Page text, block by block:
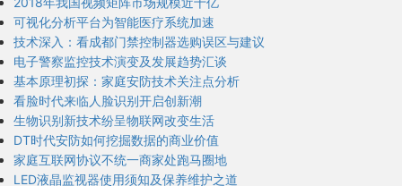
可视化分析平台为智能医疗系统加速
技术深入：看成都门禁控制器选购误区与建议
电子警察监控技术演变及发展趋势汇谈
基本原理初探：家庭安防技术关注点分析
看脸时代来临人脸识别开启创新潮
生物识别新技术纷呈物联网改变生活
DT时代安防如何挖掘数据的商业价值
家庭互联网协议不统一商家处跑马圈地
LED液晶监视器使用须知及保养维护之道